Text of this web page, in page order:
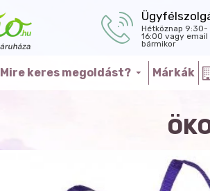
Hétköznap 9:30-
16:00 vagy email
bármikor
Mire keres megoldást? Márkák